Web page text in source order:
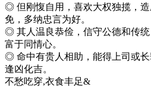
◎ 但刚愎自用，喜欢大权独揽，
免，多纳忠言为好。
◎ 其人温良恭俭，信守公德和传统
富于同情心。
◎ 命中有贵人相助，能得上司或长
逢凶化吉。
不愁吃穿,衣食丰足&